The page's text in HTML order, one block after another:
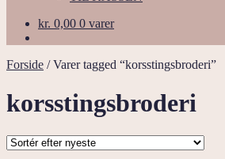
kr. 0,00 0 varer
Forside /Varer tagged “korsstingsbroderi”
korsstingsbroderi